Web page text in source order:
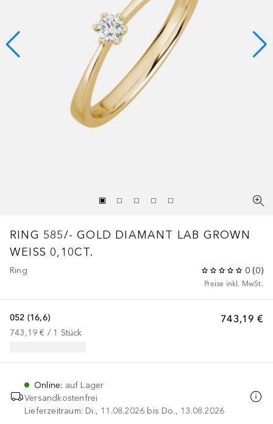
RING 585/- GOLD DIAMANT LAB GROWN
WEISS 0,10CT.
Ring 0 (0)
Preise inkl. MwSt.
743,19 €
052 (16,6)
743,19 € / 1 Stück
Online: auf Lager
Versandkostenfrei
Lieferzeitraum: Di., 11.08.2026 bis Do., 13.08.2026